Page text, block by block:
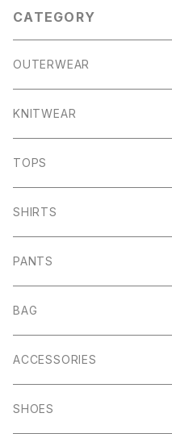
CATEGORY
OUTERWEAR
KNITWEAR
TOPS
SHIRTS
PANTS
BAG
ACCESSORIES
SHOES